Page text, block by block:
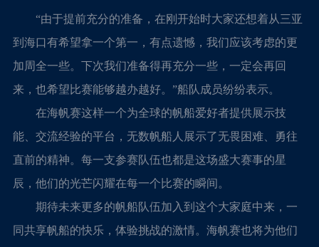
“由于提前充分的准备，在刚开始时大家还想着从三亚
到海口有希望拿一个第一，有点遗憾，我们应该考虑的更
加周全一些。下次我们准备得再充分一些，一定会再回
来，也希望比赛能够越办越好。”船队成员纷纷表示。
在海帆赛这样一个为全球的帆船爱好者提供展示技
能、交流经验的平台，无数帆船人展示了无畏困难、勇往
直前的精神。每一支参赛队伍也都是这场盛大赛事的星
辰，他们的光芒闪耀在每一个比赛的瞬间。
期待未来更多的帆船队伍加入到这个大家庭中来，一
同共享帆船的快乐，体验挑战的激情。海帆赛也将为他们